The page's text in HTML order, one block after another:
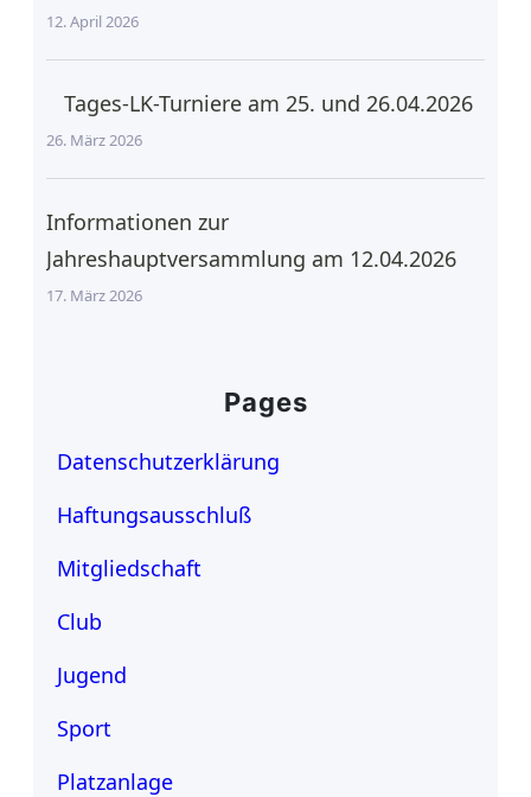
12. April 2026
Tages-LK-Turniere am 25. und 26.04.2026
26. März 2026
Informationen zur
Jahreshauptversammlung am 12.04.2026
17. März 2026
Pages
Datenschutzerklärung
Haftungsausschluß
Mitgliedschaft
Club
Jugend
Sport
Platzanlage